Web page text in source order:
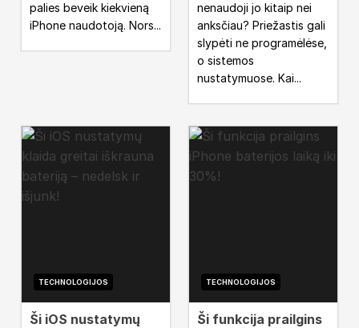
palies beveik kiekvieną
iPhone naudotoją. Nors...
nenaudoji jo kitaip nei
anksčiau? Priežastis gali
slypėti ne programėlėse,
o sistemos
nustatymuose. Kai...
TECHNOLOGIJOS
Ši iOS nustatymų
TECHNOLOGIJOS
Ši funkcija prailgins